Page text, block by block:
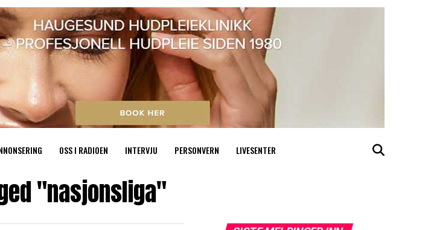
OSS I RADIOEN INTERVJU PERSONVERN LIVESENTER
"nasjonsliga"